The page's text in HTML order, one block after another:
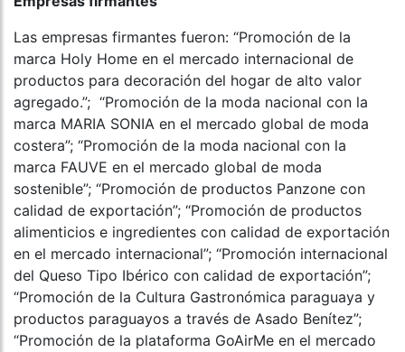
Las empresas firmantes fueron: “Promoción de la
marca Holy Home en el mercado internacional de
productos para decoración del hogar de alto valor
agregado.”; “Promoción de la moda nacional con la
marca MARIA SONIA en el mercado global de moda
costera”; “Promoción de la moda nacional con la
marca FAUVE en el mercado global de moda
sostenible”; “Promoción de productos Panzone con
calidad de exportación”; “Promoción de productos
alimenticios e ingredientes con calidad de exportación
en el mercado internacional”; “Promoción internacional
del Queso Tipo Ibérico con calidad de exportación”;
“Promoción de la Cultura Gastronómica paraguaya y
productos paraguayos a través de Asado Benítez”;
“Promoción de la plataforma GoAirMe en el mercado